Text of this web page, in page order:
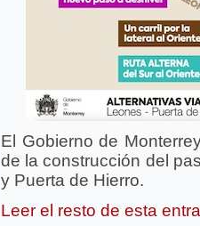
El Gobierno de
de la construcción del
y Puerta de Hierro.
Leer el resto de esta